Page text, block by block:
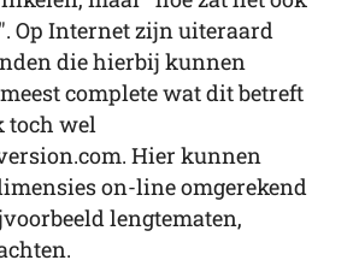
Op Internet zijn uiteraard
die hierbij kunnen
complete wat dit betreft
wel
Hier kunnen
on-line omgerekend
lengtematen,